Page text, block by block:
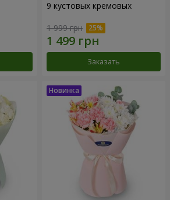
9 кустовых кремовых
1 999 грн
Заказать